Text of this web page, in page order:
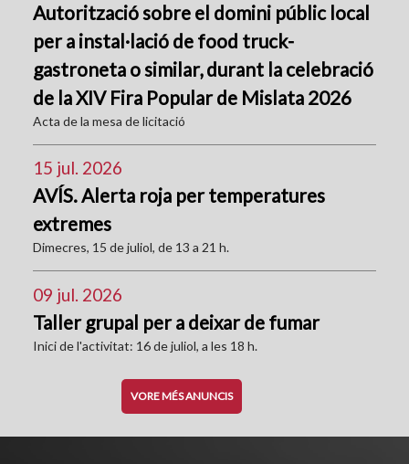
Autorització sobre el domini públic local
per a instal·lació de food truck-
gastroneta o similar, durant la celebració
de la XIV Fira Popular de Mislata 2026
Acta de la mesa de licitació
15 jul. 2026
AVÍS. Alerta roja per temperatures
extremes
Dimecres, 15 de juliol, de 13 a 21 h.
09 jul. 2026
Taller grupal per a deixar de fumar
Inici de l'activitat: 16 de juliol, a les 18 h.
VORE MÉS ANUNCIS